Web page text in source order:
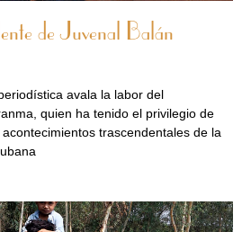
de Juvenal Balán
avala la labor del
quien ha tenido el privilegio de
trascendentales de la